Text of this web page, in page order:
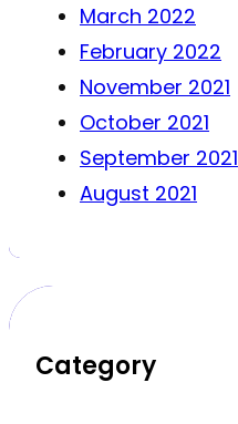
March 2022
February 2022
November 2021
October 2021
September 2021
August 2021
Category